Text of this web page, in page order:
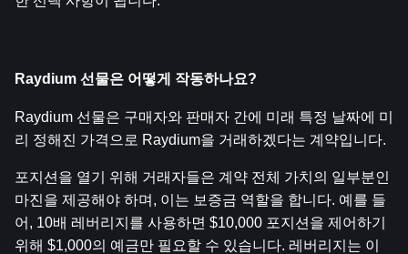
Raydium 선물은 어떻게 작동하나요?
Raydium 선물은 구매자와 판매자 간에 미래 특정 날짜에 미
리 정해진 가격으로 Raydium을 거래하겠다는 계약입니다.
포지션을 열기 위해 거래자들은 계약 전체 가치의 일부분인
마진을 제공해야 하며, 이는 보증금 역할을 합니다. 예를 들
어, 10배 레버리지를 사용하면 $10,000 포지션을 제어하기
위해 $1,000의 예금만 필요할 수 있습니다. 레버리지는 이